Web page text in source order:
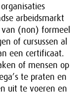
arbeidsmarkt
(non) formeel
of cursussen al
een certificaat.
of mensen op
te praten en
uit te voeren en